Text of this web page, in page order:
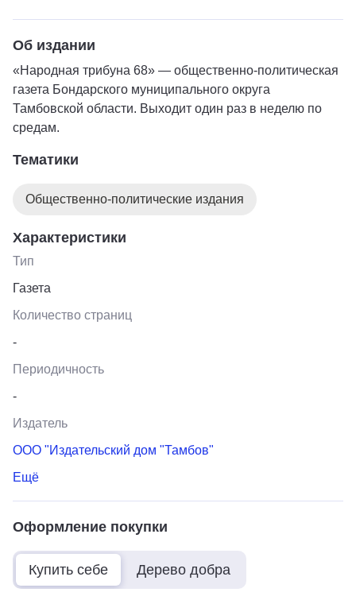
Об издании
«Народная трибуна 68» — общественно-политическая
газета Бондарского муниципального округа
Тамбовской области. Выходит один раз в неделю по
средам.
Тематики
Общественно-политические издания
Характеристики
Тип
Газета
Количество страниц
-
Периодичность
-
Издатель
ООО "Издательский дом "Тамбов"
Ещё
Оформление покупки
Купить себе Дерево добра